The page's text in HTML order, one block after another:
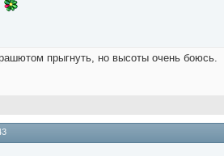
прыгнуть, но высоты очень боюсь.